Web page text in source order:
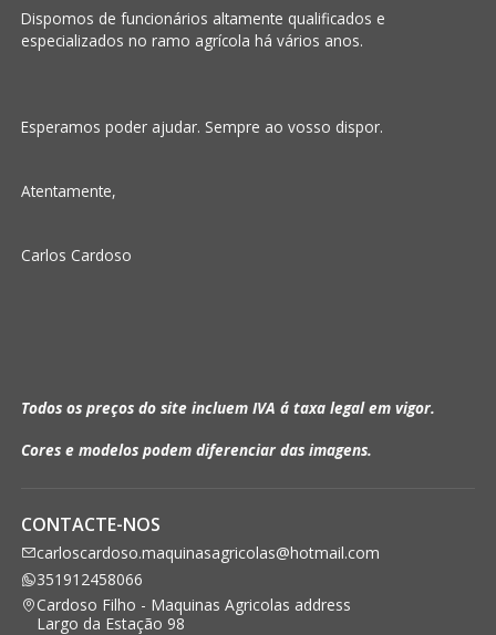
Dispomos de funcionários altamente qualificados e
especializados no ramo agrícola há vários anos.
Esperamos poder ajudar. Sempre ao vosso dispor.
Atentamente,
Carlos Cardoso
Todos os preços do site incluem IVA á taxa legal em vigor.
Cores e modelos podem diferenciar das imagens.
CONTACTE-NOS
carloscardoso.maquinasagricolas@hotmail.com
351912458066
Cardoso Filho - Maquinas Agricolas address
Largo da Estação 98